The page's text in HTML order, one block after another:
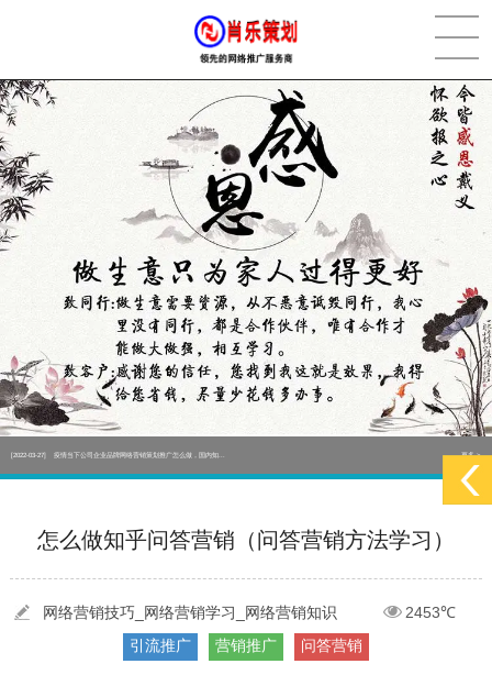
[2022-05-29] 实体门店如何做网络推广吸引客户，实体店网络营销技巧... 更多 >
[2022-05-04] 污水处理设备厂家产品如何做网络推广（污水处理项目网... 更多 >
[2022-03-27] 疫情当下公司企业品牌网络营销策划推广怎么做，国内知... 更多 >
[2022-05-29] 实体门店如何做网络推广吸引客户，实体店网络营销技巧...
[2022-03-27] 疫情当下公司企业品牌网络营销策划推广怎么做，国内知...
怎么做知乎问答营销（问答营销方法学习）
网络营销技巧_网络营销学习_网络营销知识
2453℃
引流推广
营销推广 问答营销